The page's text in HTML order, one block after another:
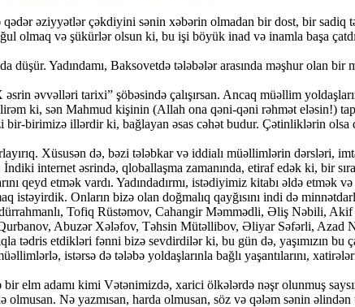
əziyyətlər çəkdiyini sənin xəbərin olmadan bir dost, bir sadiq
olmaq və şükürlər olsun ki, bu işi böyük inad və inamla başa
Yadındamı, Baksovetdə tələbələr arasında məşhur olan
əvvəlləri tarixi” şöbəsində çalışırsan. Ancaq müəllim
ki, sən Mahmud kişinin (Allah ona qəni-qəni rəhmət eləsin!)
bir-birimizə illərdir ki, bağlayan əsas cəhət budur. Çətinliklərin
Xüsusən də, bəzi tələbkar və iddialı müəllimlərin dərsləri,
İndiki internet əsrində, qloballaşma zamanında, etiraf edək ki, bir
etmək vardı. Yadındadırmı, istədiyimiz kitabı əldə etmək və
Onların bizə olan doğmalıq qayğısını indi də
Tofiq Rüstəmov, Cahangir Məmmədli, Əliş Nəbili,
Abuzər Xələfov, Təhsin Mütəllibov, Əliyar Səfərli, Azad
tədris etdikləri fənni bizə sevdirdilər ki, bu gün də, yaşımızın bu
istərsə də tələbə yoldaşlarınla bağlı yaşantılarını,
elm adamı kimi Vətənimizdə, xarici ölkələrdə nəşr olunmuş
Nə yazmısan, harda olmusan, söz və qələm sənin əlindən